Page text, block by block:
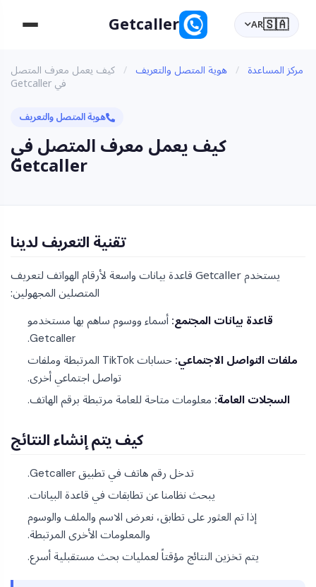
Getcaller 🇸🇦
AR
مركز المساعدة / هوية المتصل والتعريف / كيف يعمل معرف المتصل
في Getcaller
هوية المتصل والتعريف
كيف يعمل معرف المتصل في
Getcaller
تقنية التعريف لدينا
يستخدم Getcaller قاعدة بيانات واسعة لأرقام الهواتف لتعريف
المتصلين المجهولين:
قاعدة بيانات المجتمع: أسماء ووسوم ساهم بها مستخدمو
Getcaller.
ملفات التواصل الاجتماعي:
حسابات TikTok المرتبطة وملفات
تواصل اجتماعي أخرى.
السجلات العامة: معلومات متاحة للعامة مرتبطة برقم الهاتف.
كيف يتم إنشاء النتائج
تدخل رقم هاتف في تطبيق Getcaller.
يبحث نظامنا عن تطابقات في قاعدة البيانات.
إذا تم العثور على تطابق، نعرض الاسم والملف والوسوم
والمعلومات الأخرى المرتبطة.
يتم تخزين النتائج مؤقتاً لعمليات بحث مستقبلية أسرع.